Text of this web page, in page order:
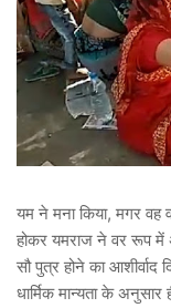
यम ने मना किया, मगर वह
होकर यमराज ने वर रूप
सौ पुत्र होने का
धार्मिक मान्यता के